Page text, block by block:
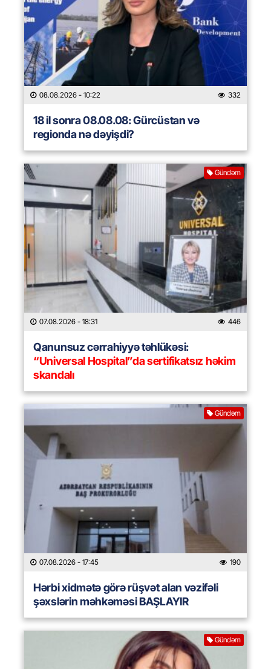
08.08.2026 - 10:22 332
18 il sonra 08.08.08: Gürcüstan və
regionda nə dəyişdi?
Gündəm
07.08.2026 - 18:31 446
Qanunsuz cərrahiyyə təhlükəsi:
“Universal Hospital”da sertifikatsız həkim
skandalı
Gündəm
07.08.2026 - 17:45 190
Hərbi xidmətə görə rüşvət alan vəzifəli
şəxslərin məhkəməsi BAŞLAYIR
Gündəm